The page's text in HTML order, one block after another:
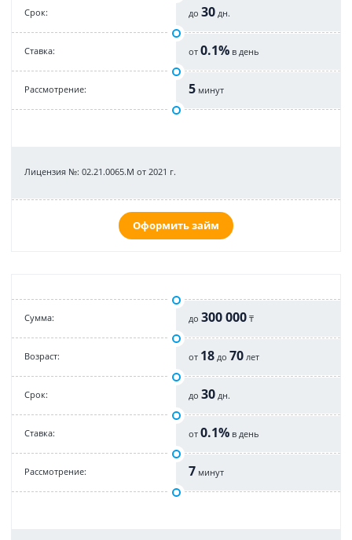
Срок: до 30 дн.
Cтавка: от 0.1% в день
Рассмотрение: 5 минут
Лицензия №: 02.21.0065.M от 2021 г.
Оформить займ
Cумма: до 300 000 ₸
Возраст: от 18 до 70 лет
Срок: до 30 дн.
Cтавка: от 0.1% в день
Рассмотрение: 7 минут